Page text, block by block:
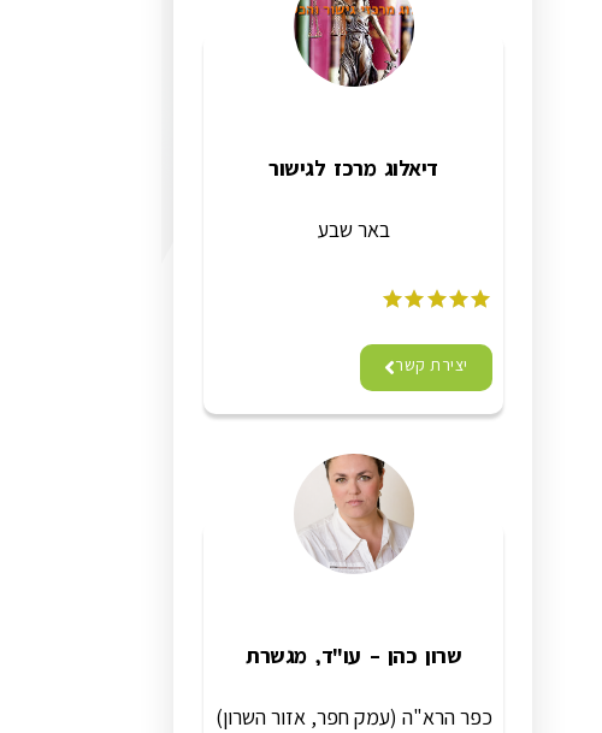
דיאלוג מרכז לגישור
באר שבע
יצירת קשר
שרון כהן – עו"ד, מגשרת
כפר הרא"ה (עמק חפר, אזור השרון)